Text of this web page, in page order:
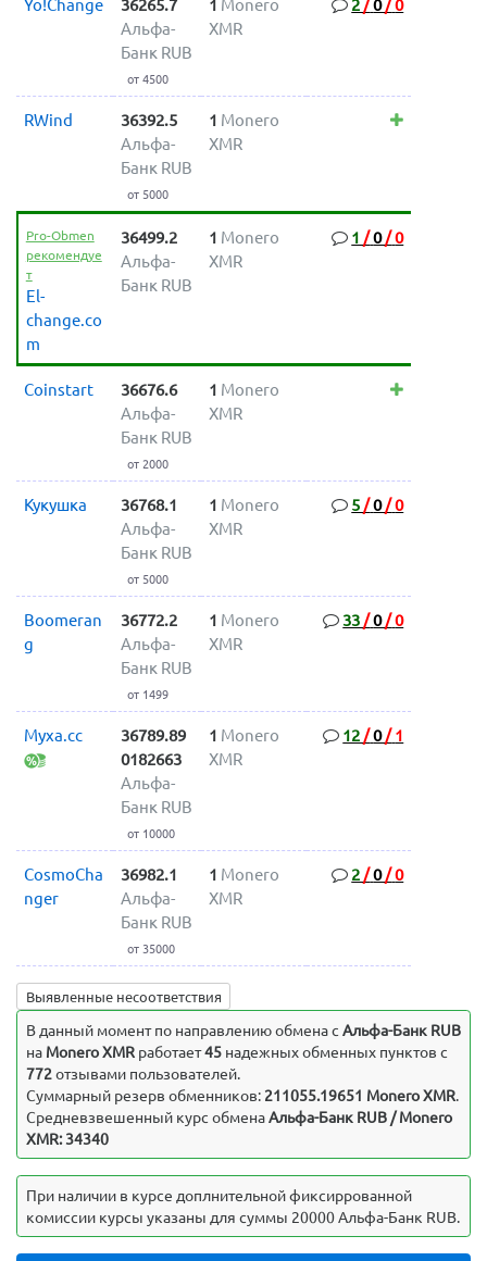
Yo!Change
36265.7
Альфа-
Банк RUB
от 4500
1 Monero
XMR
2 /0/0
RWind
36392.5
Альфа-
Банк RUB
от 5000
1 Monero
XMR
Pro-Obmen
рекомендуе
т
El-
change.co
m
36499.2
Альфа-
Банк RUB
1 Monero
XMR
1 /0/0
Coinstart
36676.6
Альфа-
Банк RUB
от 2000
1 Monero
XMR
Кукушка
36768.1
Альфа-
Банк RUB
от 5000
1 Monero
XMR
5 /0/0
Boomeran
g
36772.2
Альфа-
Банк RUB
от 1499
1 Monero
XMR
33 /0/0
Myxa.cc
36789.89
0182663
Альфа-
Банк RUB
от 10000
1 Monero
XMR
12 /0/ 1
CosmoCha
nger
36982.1
Альфа-
Банк RUB
от 35000
1 Monero
XMR
2 /0/0
Выявленные несоответствия
В данный момент по направлению обмена c Альфа-Банк RUB
на Monero XMRработает45надежных обменных пунктов с
772отзывами пользователей.
Суммарный резерв обменников: 211055.19651 Monero XMR.
Средневзвешенный курс обменаАльфа-Банк RUB / Monero
XMR: 34340
При наличии в курсе доплнительной фиксиррованной
комиссии курсы указаны для суммы 20000 Альфа-Банк RUB.